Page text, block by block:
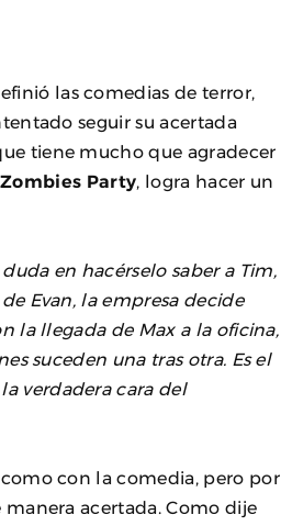
las comedias de terror,
seguir su acertada
tiene mucho que agradecer
Zombies Party , logra hacer un
en hacérselo saber a Tim,
Evan, la empresa decide
la llegada de Max a la oficina,
suceden una tras otra. Es el
verdadera cara del
con la comedia, pero por
acertada. Como dije